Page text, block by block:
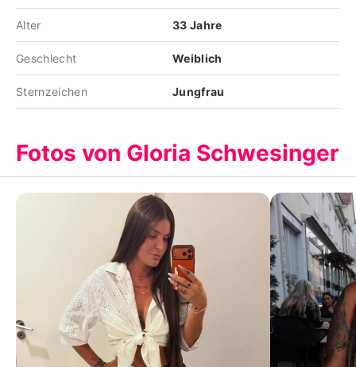
Alter 33 Jahre
Geschlecht Weiblich
Sternzeichen Jungfrau
Fotos von Gloria Schwesinger